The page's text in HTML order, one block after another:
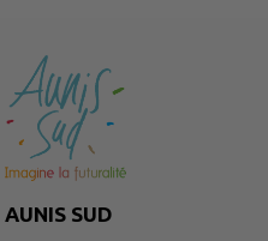
AUNIS SUD